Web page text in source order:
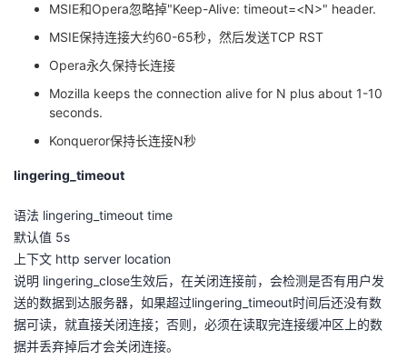
MSIE和Opera忽略掉"Keep-Alive: timeout=<N>" header.
MSIE保持连接大约60-65秒，然后发送TCP RST
Opera永久保持长连接
Mozilla keeps the connection alive for N plus about 1-10
seconds.
Konqueror保持长连接N秒
lingering_timeout
语法 lingering_timeout time
默认值 5s
上下文 http server location
说明 lingering_close生效后，在关闭连接前，会检测是否有用户发
送的数据到达服务器，如果超过lingering_timeout时间后还没有数
据可读，就直接关闭连接；否则，必须在读取完连接缓冲区上的数
据并丢弃掉后才会关闭连接。